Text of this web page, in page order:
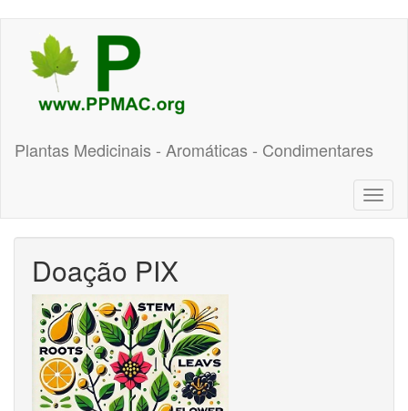
conteúdo
principal
Plantas Medicinais - Aromáticas - Condimentares
Doação PIX